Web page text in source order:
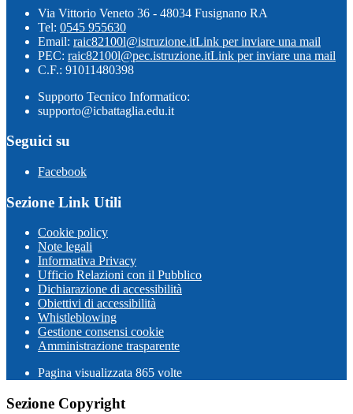
Via Vittorio Veneto 36 - 48034 Fusignano RA
Tel: 0545 955630
Email: raic82100l@istruzione.itLink per inviare una mail
PEC: raic82100l@pec.istruzione.itLink per inviare una mail
C.F.: 91011480398
Supporto Tecnico Informatico:
supporto@icbattaglia.edu.it
Seguici su
Facebook
Sezione Link Utili
Cookie policy
Note legali
Informativa Privacy
Ufficio Relazioni con il Pubblico
Dichiarazione di accessibilità
Obiettivi di accessibilità
Whistleblowing
Gestione consensi cookie
Amministrazione trasparente
Pagina visualizzata 865 volte
Sezione Copyright